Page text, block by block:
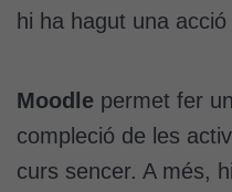
hi ha hagut una
Moodle permet fer
compleció de les
curs sencer. A més,